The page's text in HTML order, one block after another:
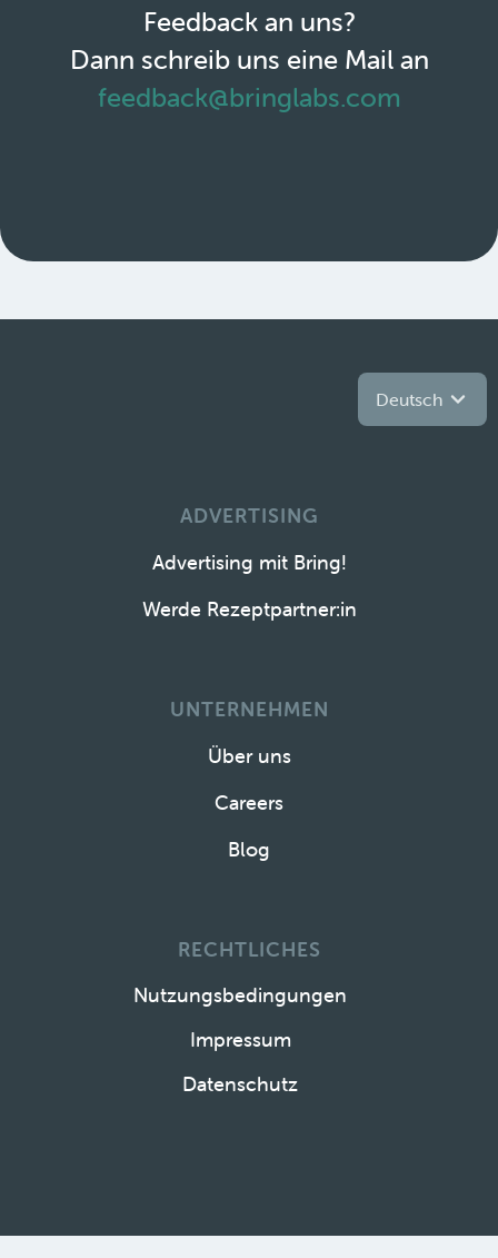
Feedback an uns?
Dann schreib uns eine Mail an
feedback@bringlabs.com
Deutsch
ADVERTISING
Advertising mit Bring!
Werde Rezeptpartner:in
UNTERNEHMEN
Über uns
Careers
Blog
RECHTLICHES
Nutzungsbedingungen
Impressum
Datenschutz